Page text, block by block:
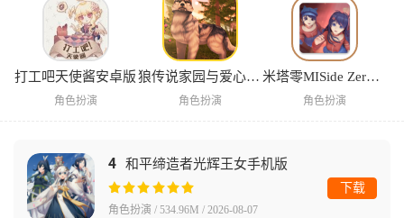
打工吧天使酱安卓版
角色扮演
狼传说家园与爱心中文版
角色扮演
米塔零MISide Zero手机版
角色扮演
4 和平缔造者光辉王女手机版
角色扮演 / 534.96M / 2026-08-07
下载